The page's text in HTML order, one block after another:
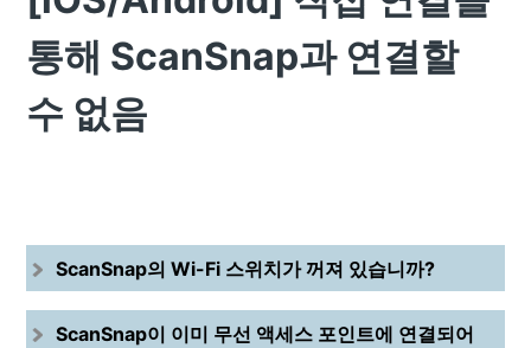
통해 ScanSnap과 연결할
수 없음
ScanSnap의 Wi-Fi 스위치가 꺼져 있습니까?
ScanSnap이 이미 무선 액세스 포인트에 연결되어